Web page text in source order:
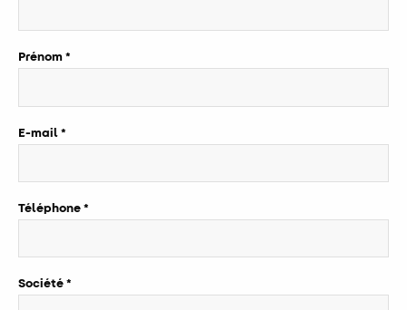
Prénom
E-mail
Téléphone
Société